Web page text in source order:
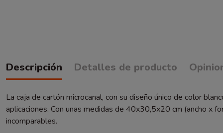
Descripción Detalles de producto
La caja de cartón microcanal, con su diseño único de color
aplicaciones. Con unas medidas de 40x30,5x20 cm (ancho x
incomparables.